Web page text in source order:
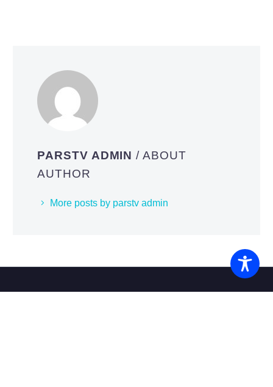
PARSTV ADMIN/ ABOUT
AUTHOR
More posts by parstv admin